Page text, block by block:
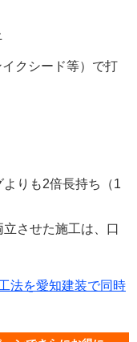
クシード等）で打
りも2倍長持ち（1
させた施工は、口
法を愛知建装で同時